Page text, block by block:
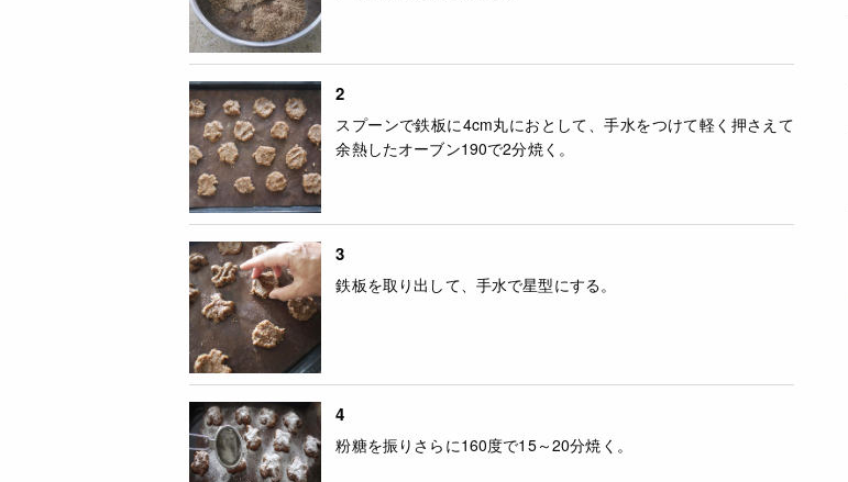
2
スプーンで鉄板に4cm丸におとして、手水をつけて軽く押さえて
余熱したオーブン190で2分焼く。
3
鉄板を取り出して、手水で星型にする。
4
粉糖を振りさらに160度で15～20分焼く。